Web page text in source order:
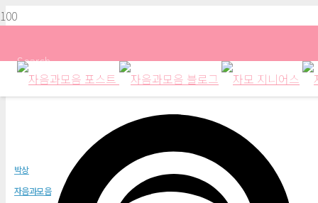
Search
가지고 있는 시(詩) 다 내놔
박상
자음과모음